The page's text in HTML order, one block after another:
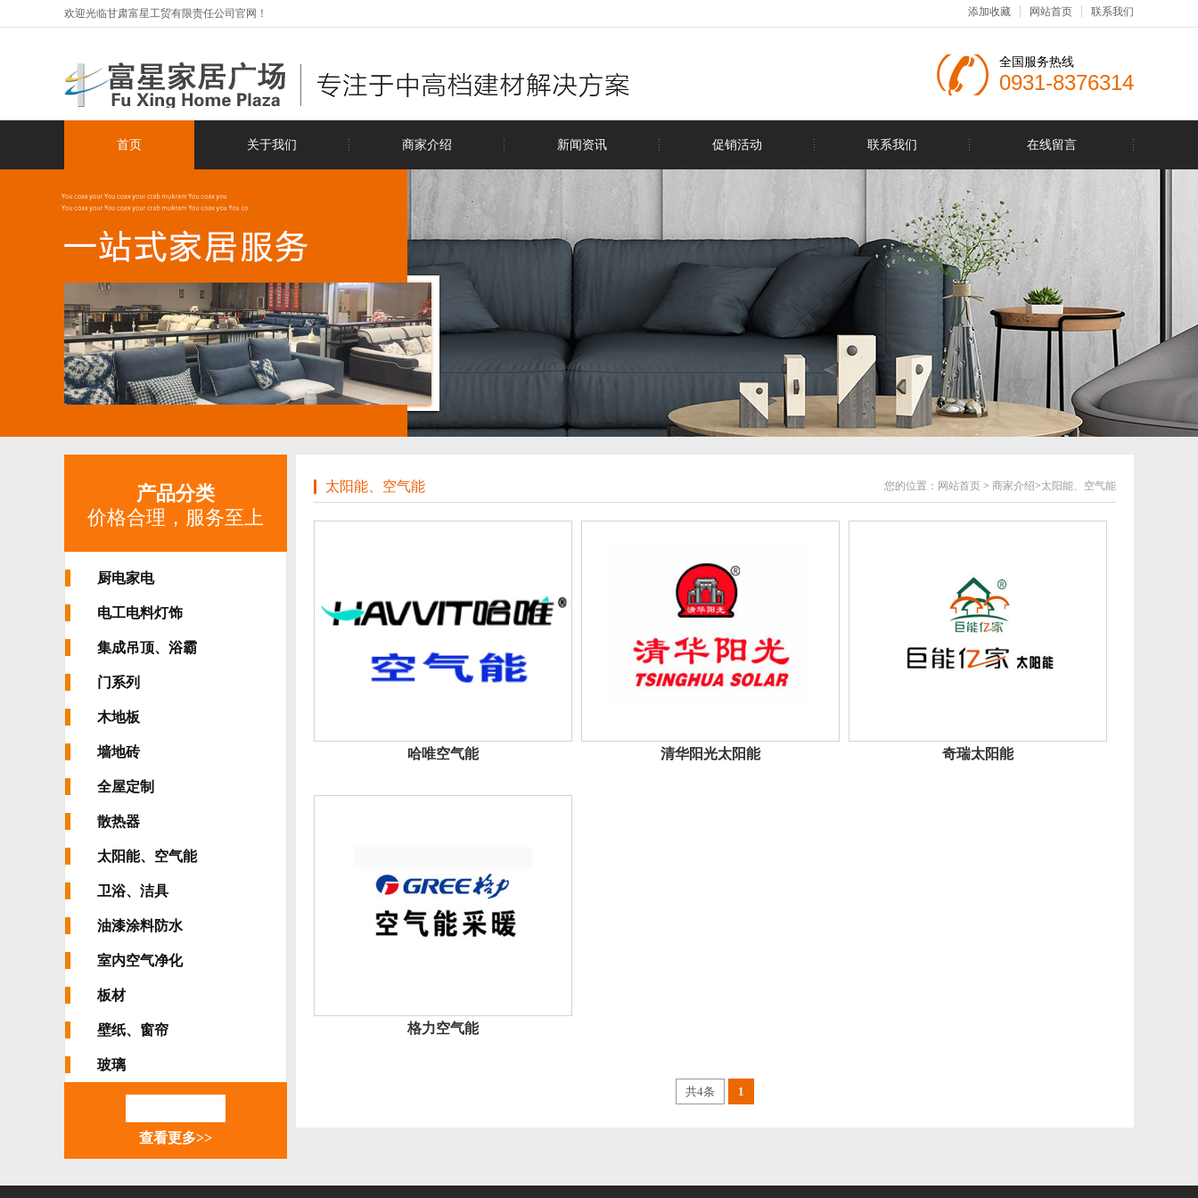
欢迎光临甘肃富星工贸有限责任公司官网！ 添加收藏 网站首页 联系我们
全国服务热线
0931-8376314
首页 关于我们 商家介绍 新闻资讯 促销活动 联系我们 在线留言
产品分类
价格合理，服务至上
厨电家电
电工电料灯饰
集成吊顶、浴霸
门系列
木地板
墙地砖
全屋定制
散热器
太阳能、空气能
卫浴、洁具
油漆涂料防水
室内空气净化
板材
壁纸、窗帘
玻璃
查看更多>>
太阳能、空气能 您的位置： 网站首页 > 商家介绍>太阳能、空气能
哈唯空气能 清华阳光太阳能 奇瑞太阳能
格力空气能
共4条 1